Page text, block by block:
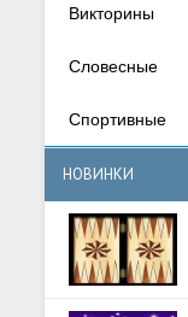
Викторины
Словесные
Спортивные
НОВИНКИ